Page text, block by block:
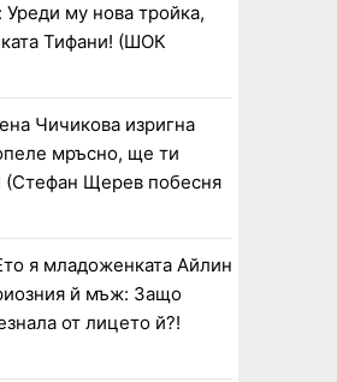
му нова тройка,
Тифани! (ШОК
Чичикова изригна
мръсно, ще ти
(Стефан Щерев побесня
я младоженката Айлин
й мъж: Защо
от лицето й?!